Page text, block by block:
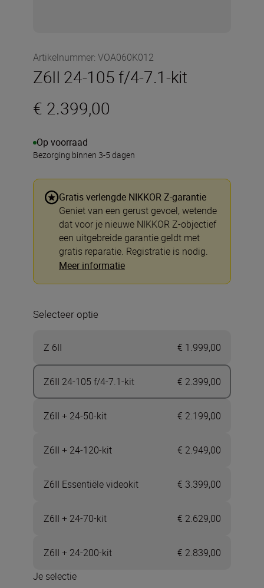
Artikelnummer: VOA060K012
Z6II 24-105 f/4-7.1-kit
€ 2.399,00
Op voorraad
Bezorging binnen 3-5 dagen
Gratis verlengde NIKKOR Z-garantie
Geniet van een gerust gevoel, wetende
dat voor je nieuwe NIKKOR Z-objectief
een uitgebreide garantie geldt met
gratis reparatie. Registratie is nodig.
Meer informatie
Selecteer optie
Z 6II € 1.999,00
Z6II 24-105 f/4-7.1-kit € 2.399,00
Z6II + 24-50-kit € 2.199,00
Z6II + 24-120-kit € 2.949,00
Z6II Essentiële videokit € 3.399,00
Z6II + 24-70-kit € 2.629,00
Z6II + 24-200-kit
€ 2.839,00
Je selectie